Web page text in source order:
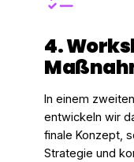
4.
In einem
entwickeln wir
finale Konzept,
Strategie und